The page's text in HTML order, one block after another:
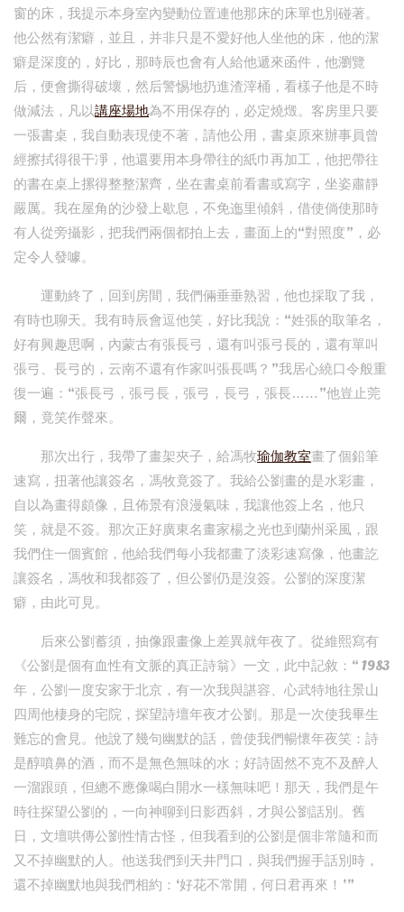
窗的床，我提示本身室內變動位置連他那床的床單也別碰著。
他公然有潔癖，並且，并非只是不愛好他人坐他的床，他的潔
癖是深度的，好比，那時辰也會有人給他遞來函件，他瀏覽
后，便會撕得破壞，然后警惕地扔進渣滓桶，看樣子他是不時
做減法，凡以講座場地為不用保存的，必定燒燬。客房里只要
一張書桌，我自動表現使不著，請他公用，書桌原來辦事員曾
經擦拭得很干凈，他還要用本身帶往的紙巾再加工，他把帶往
的書在桌上摞得整整潔齊，坐在書桌前看書或寫字，坐姿肅靜
嚴厲。我在屋角的沙發上歇息，不免迤里傾斜，借使倘使那時
有人從旁攝影，把我們兩個都拍上去，畫面上的“對照度”，必
定令人發噱。
運動終了，回到房間，我們倆垂垂熟習，他也採取了我，
有時也聊天。我有時辰會逗他笑，好比我說：“姓張的取筆名，
好有興趣思啊，內蒙古有張長弓，還有叫張弓長的，還有單叫
張弓、長弓的，云南不還有作家叫張長嗎？”我居心繞口令般重
復一遍：“張長弓，張弓長，張弓，長弓，張長……”他豈止莞
爾，竟笑作聲來。
那次出行，我帶了畫架夾子，給馮牧瑜伽教室畫了個鉛筆
速寫，扭著他讓簽名，馮牧竟簽了。我給公劉畫的是水彩畫，
自以為畫得頗像，且佈景有浪漫氣味，我讓他簽上名，他只
笑，就是不簽。那次正好廣東名畫家楊之光也到蘭州采風，跟
我們住一個賓館，他給我們每小我都畫了淡彩速寫像，他畫訖
讓簽名，馮牧和我都簽了，但公劉仍是沒簽。公劉的深度潔
癖，由此可見。
后來公劉蓄須，抽像跟畫像上差異就年夜了。從維熙寫有
《公劉是個有血性有文脈的真正詩翁》一文，此中記敘：“ 1983
年，公劉一度安家于北京，有一次我與諶容、心武特地往景山
四周他棲身的宅院，探望詩壇年夜才公劉。那是一次使我畢生
難忘的會見。他說了幾句幽默的話，曾使我們暢懷年夜笑：詩
是醇噴鼻的酒，而不是無色無味的水；好詩固然不克不及醉人
一溜跟頭，但總不應像喝白開水一樣無味吧！那天，我們是午
時往探望公劉的，一向神聊到日影西斜，才與公劉話別。舊
日，文壇哄傳公劉性情古怪，但我看到的公劉是個非常隨和而
又不掉幽默的人。他送我們到天井門口，與我們握手話別時，
還不掉幽默地與我們相約：‘好花不常開，何日君再來！’”